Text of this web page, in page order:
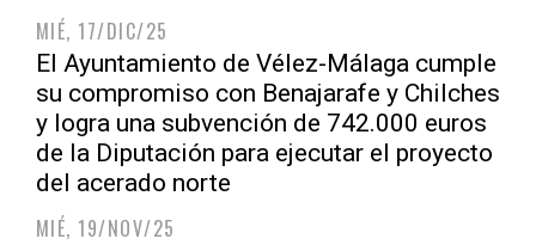
MIÉ, 17/DIC/25
El Ayuntamiento de Vélez-Málaga cumple
su compromiso con Benajarafe y Chilches
y logra una subvención de 742.000 euros
de la Diputación para ejecutar el proyecto
del acerado norte
MIÉ, 19/NOV/25